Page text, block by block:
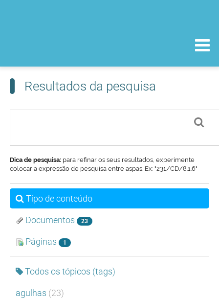
Resultados da pesquisa
Dica de pesquisa: para refinar os seus resultados, experimente
colocar a expressão de pesquisa entre aspas. Ex: "231/CD/8.1.6"
Tipo de conteúdo
Documentos 23
Páginas 1
Todos os tópicos (tags)
agulhas (23)